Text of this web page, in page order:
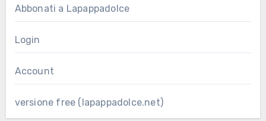
Abbonati a Lapappadolce
Login
Account
versione free (lapappadolce.net)